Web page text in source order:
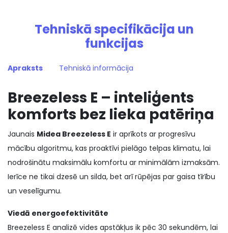
Tehniskā specifikācija un
funkcijas
Apraksts Tehniskā informācija
Breezeless E – inteliģents
komforts bez lieka patēriņa
Jaunais Midea Breezeless E ir aprīkots ar progresīvu
mācību algoritmu, kas proaktīvi pielāgo telpas klimatu, lai
nodrošinātu maksimālu komfortu ar minimālām izmaksām.
Ierīce ne tikai dzesē un silda, bet arī rūpējas par gaisa tīrību
un veselīgumu.
Viedā energoefektivitāte
Breezeless E analizē vides apstākļus ik pēc 30 sekundēm, lai